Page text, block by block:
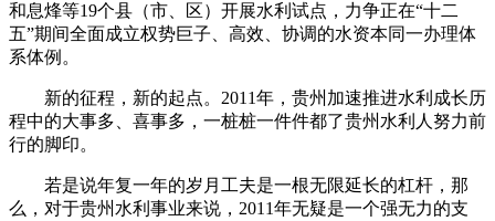
和息烽等19个县（市、区）开展水利试点，力争正在“十二
五”期间全面成立权势巨子、高效、协调的水资本同一办理体
系体例。
新的征程，新的起点。2011年，贵州加速推进水利成长历
程中的大事多、喜事多，一桩桩一件件都了贵州水利人努力前
行的脚印。
若是说年复一年的岁月工夫是一根无限延长的杠杆，那
么，对于贵州水利事业来说，2011年无疑是一个强无力的支